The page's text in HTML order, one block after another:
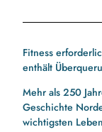
Fitness
enthält
Mehr als 250
Geschichte
wichtigsten